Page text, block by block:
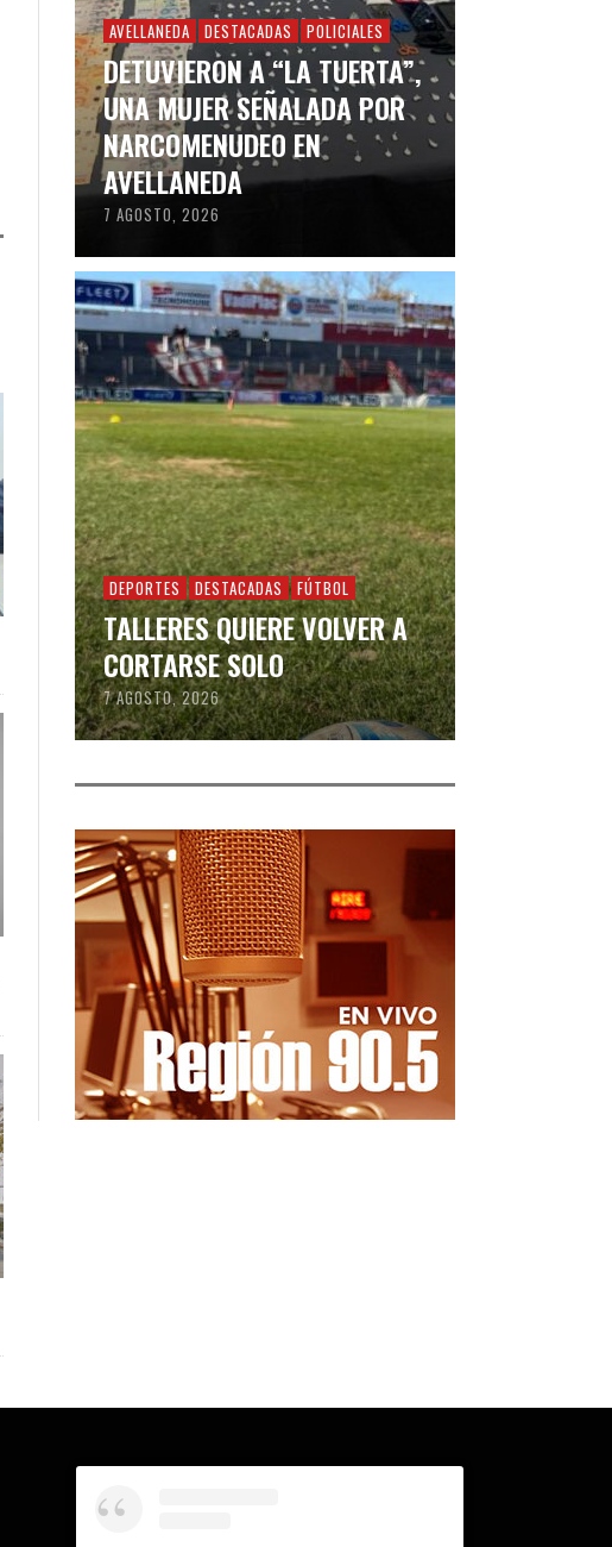
AVELLANEDA DESTACADAS POLICIALES
DETUVIERON A “LA TUERTA”,
UNA MUJER SEÑALADA POR
NARCOMENUDEO EN
AVELLANEDA
7 AGOSTO, 2026
DEPORTES DESTACADAS FÚTBOL
TALLERES QUIERE VOLVER A
CORTARSE SOLO
7 AGOSTO, 2026